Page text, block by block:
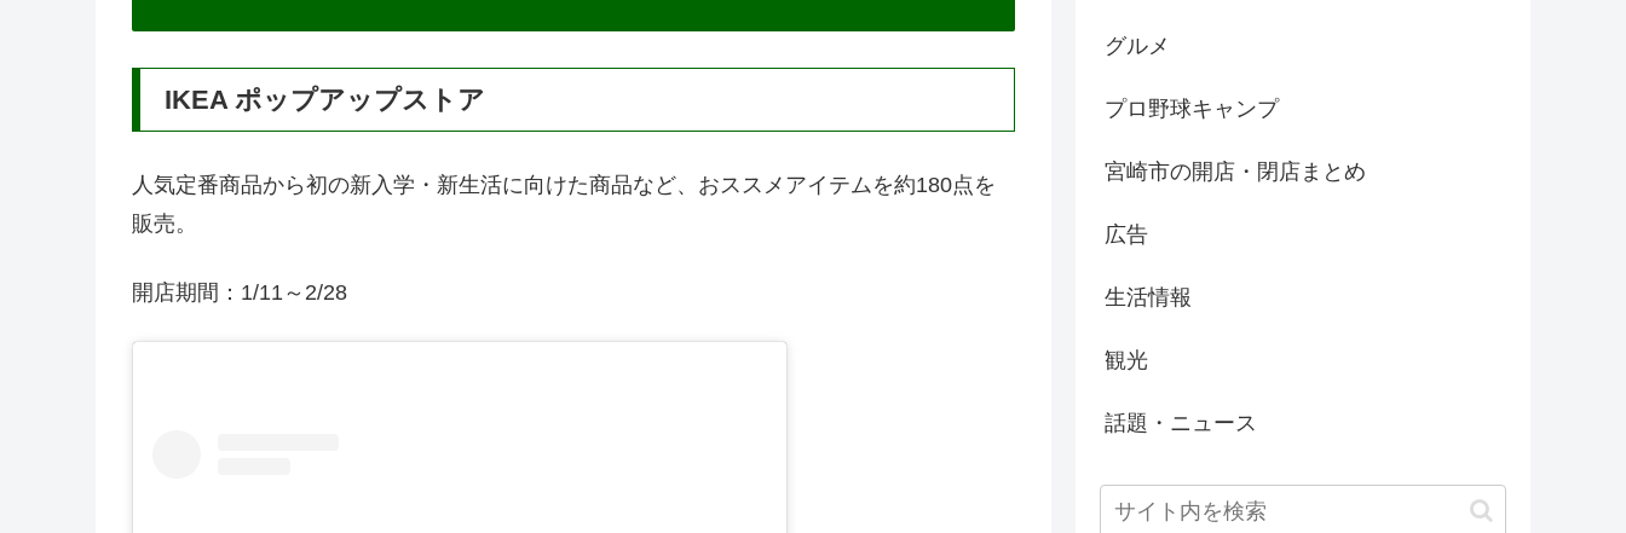
IKEA ポップアップストア
人気定番商品から初の新入学・新生活に向けた商品など、おススメアイテムを約180点を
販売。
開店期間：1/11～2/28
グルメ
プロ野球キャンプ
宮崎市の開店・閉店まとめ
広告
生活情報
観光
話題・ニュース